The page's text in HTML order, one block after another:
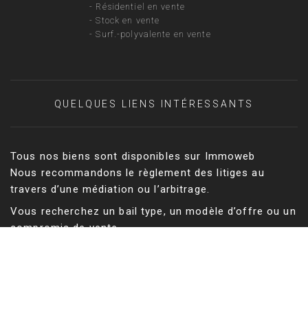
- Résidentiel en vente
-Stock en vente
-Surf.-polyvalente en vente
QUELQUES LIENS INTÉRESSANTS
Tous nos biens sont disponibles sur Immoweb
Nous recommandons le règlement des litiges au
travers d’une médiation ou l’arbitrage.
Vous recherchez un bail type, un modèle d’offre ou un
compromis de vente